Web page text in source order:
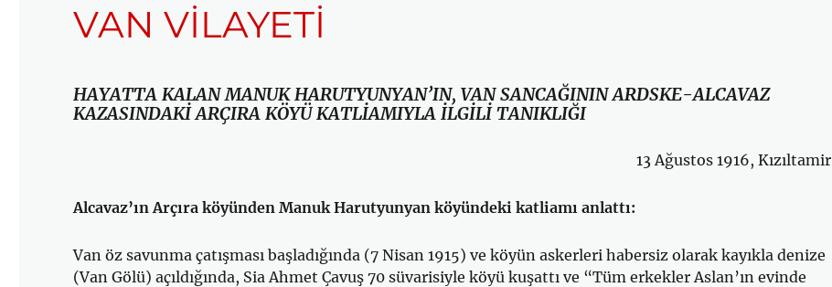
VAN VİLAYETİ
HAYATTA KALAN MANUK HARUTYUNYAN’IN, VAN SANCAĞININ ARDSKE-ALCAVAZ
KAZASINDAKİ ARÇIRA KÖYÜ KATLİAMIYLA İL­GİLİ TANIKLIĞI
13 Ağustos 1916, Kızıltamir
Alcavaz’ın Arçıra köyünden Manuk Harutyunyan köyündeki katliamı anlattı:
Van öz savunma çatışması başladığında (7 Nisan 1915) ve köyün askerleri habersiz olarak kayıkla denize
(Van Gölü) açıldığında, Sia Ahmet Çavuş 70 süvarisiyle köyü kuşattı ve “Tüm erkekler Aslan’ın evinde